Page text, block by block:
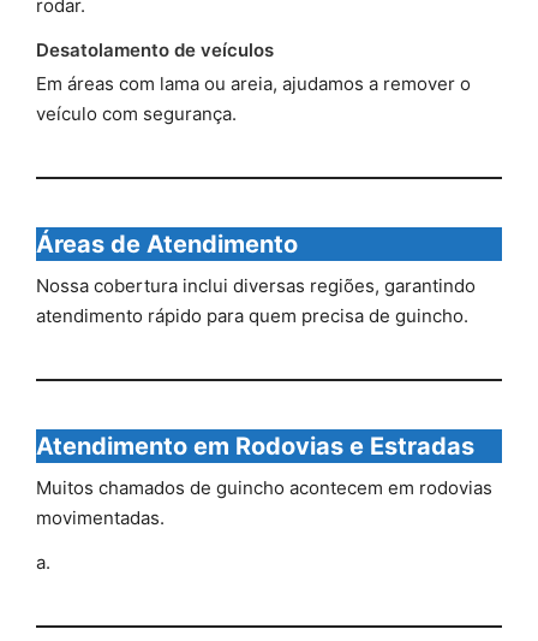
rodar.
Desatolamento de veículos
Em áreas com lama ou areia, ajudamos a remover o
veículo com segurança.
Áreas de Atendimento
Nossa cobertura inclui diversas regiões, garantindo
atendimento rápido para quem precisa de guincho.
Atendimento em Rodovias e Estradas
Muitos chamados de guincho acontecem em rodovias
movimentadas.
a.